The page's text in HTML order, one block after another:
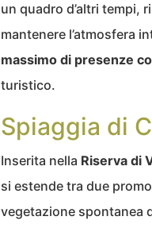
un quadro d’altri tempi,
mantenere l’atmosfera
massimo di presenze
turistico.
Spiaggia di
Inserita nella Riserva di
si estende tra due
vegetazione spontanea